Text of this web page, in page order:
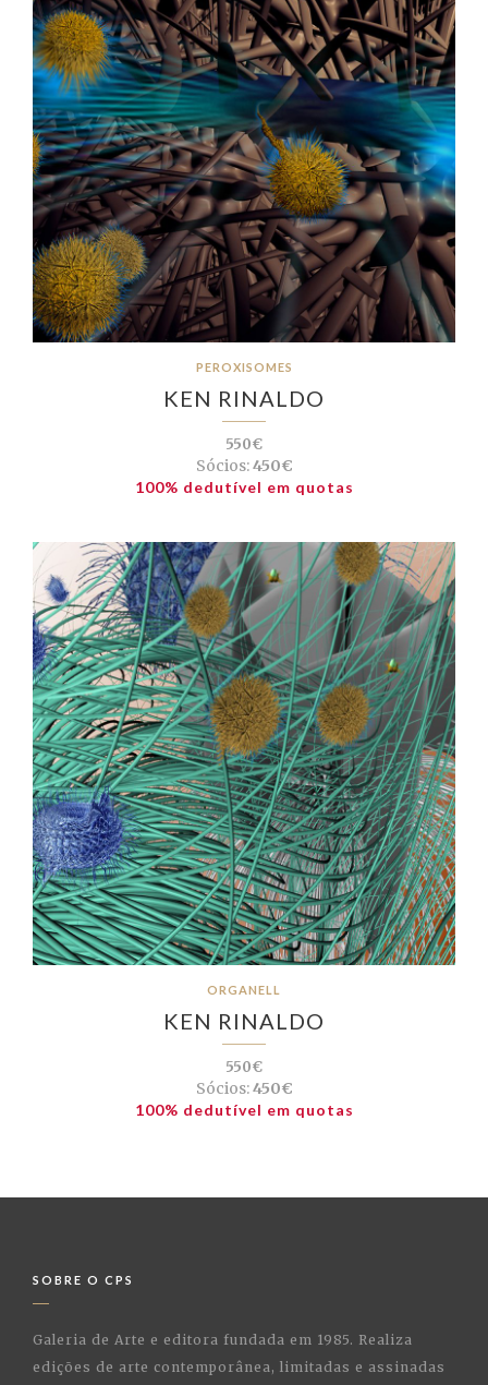
PEROXISOMES
KEN RINALDO
550€
Sócios:450€
100% dedutível em quotas
ORGANELL
KEN RINALDO
550€
Sócios:450€
100% dedutível em quotas
SOBRE O CPS
Galeria de Arte e editora fundada em 1985. Realiza
edições de arte contemporânea, limitadas e assinadas